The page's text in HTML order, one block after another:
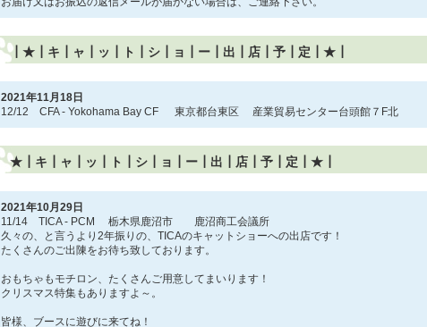
┃★┃キ┃ャ┃ッ┃ト┃シ┃ョ┃ー┃出┃店┃予┃定┃★┃
2021年11月18日
12/12 CFA - Yokohama Bay CF 東京都台東区 産業貿易センター台頭館７F北
★┃キ┃ャ┃ッ┃ト┃シ┃ョ┃ー┃出┃店┃予┃定┃★┃
2021年10月29日
11/14 TICA - PCM 栃木県鹿沼市 鹿沼商工会議所
久々の、と言うより2年振りの、TICAのキャットショーへの出店です！
たくさんのご出陳をお待ち致しております。
おもちゃもモチロン、たくさんご用意してまいります！
クリスマス特集もありますよ～。
皆様、ブースに遊びに来てね！